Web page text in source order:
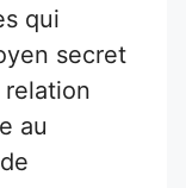
qui
secret
relation
au